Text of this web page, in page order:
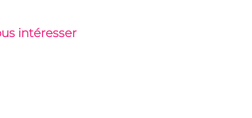
intéresser